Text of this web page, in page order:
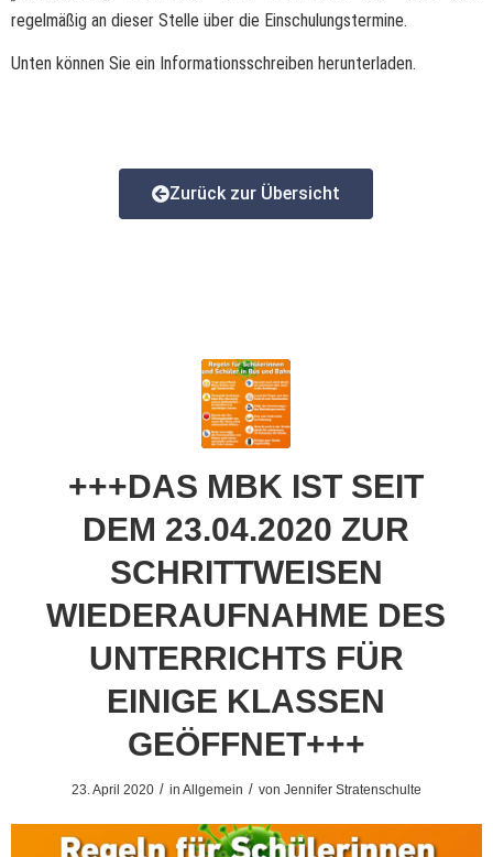
regelmäßig an dieser Stelle über die Einschulungstermine.
Unten können Sie ein Informationsschreiben herunterladen.
Zurück zur Übersicht
+++DAS MBK IST SEIT
DEM 23.04.2020 ZUR
SCHRITTWEISEN
WIEDERAUFNAHME DES
UNTERRICHTS FÜR
EINIGE KLASSEN
GEÖFFNET+++
23. April 2020 / in Allgemein / von Jennifer Stratenschulte